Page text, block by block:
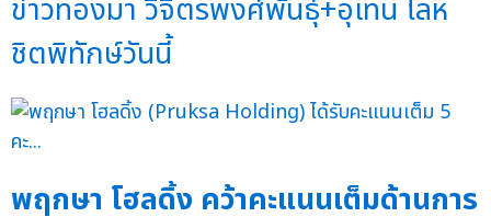
ข่าวทองมา วิจิตรพงศ์พันธุ์+อุเทน โลห
ชิตพิทักษ์วันนี้
พฤกษา โฮลดิ้ง คว้าคะแนนเต็มด้านการ